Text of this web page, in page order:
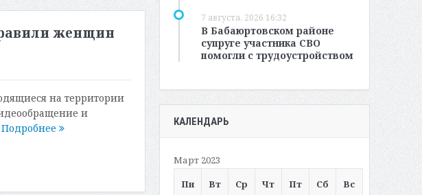
женщин
на территории
и
Подробнее
7 августа, 2026 16:32
В Бабаюртовском районе
супруге участника СВО
помогли с трудоустройством
КАЛЕНДАРЬ
Март 2023
Пн
Вт Ср Чт Пт Сб Вс